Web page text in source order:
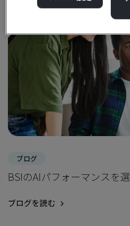
ブログ
BSIのAIパフォーマンスを
ブログを読む